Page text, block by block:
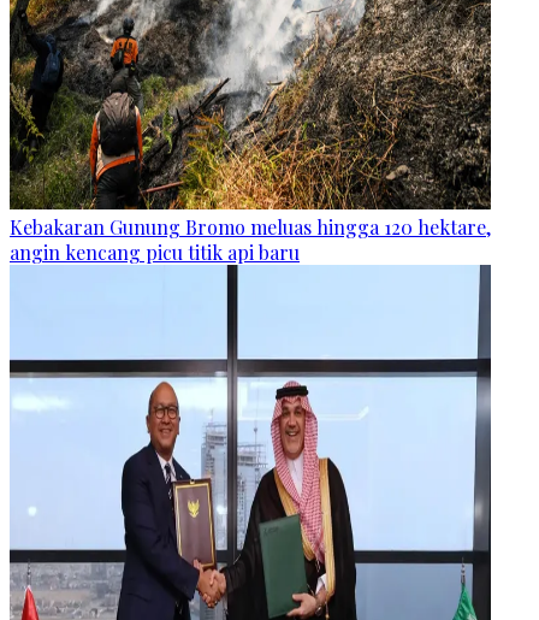
Kebakaran Gunung Bromo meluas hingga 120 hektare,
angin kencang picu titik api baru